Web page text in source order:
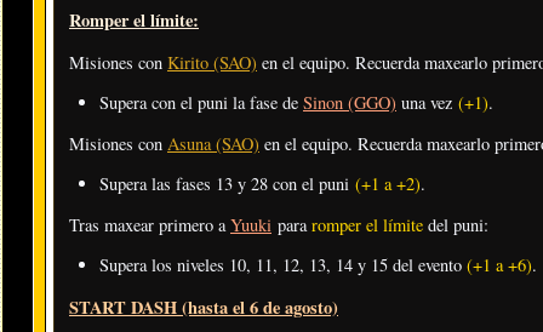
Romper el límite:
Misiones con Kirito (SAO) en el equipo. Recuerda maxearlo
Supera con el puni la fase de Sinon (GGO) una vez (+1).
Misiones con Asuna (SAO) en el equipo. Recuerda maxearlo
Supera las fases 13 y 28 con el puni (+1 a +2).
Tras maxear primero a Yuuki para romper el límite del puni:
Supera los niveles 10, 11, 12, 13, 14 y 15 del evento (+1 a +6).
START DASH (hasta el 6 de agosto)